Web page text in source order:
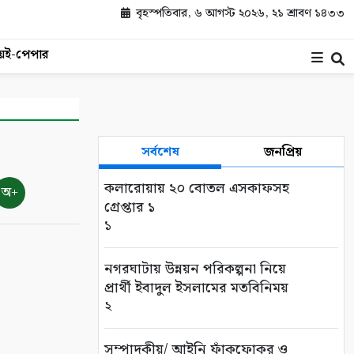
বৃহস্পতিবার, ৬ আগস্ট ২০২৬, ২১ শ্রাবণ ১৪৩৩
ই-পেপার
অ+
সর্বশেষ জনপ্রিয়
কলারোয়ায় ২০ বোতল এসকাফসহ
গ্রেপ্তার ১
১
নগরঘাটায় উন্নয়ন পরিকল্পনা নিয়ে
প্রার্থী ইবাদুল ইসলামের মতবিনিময়
২